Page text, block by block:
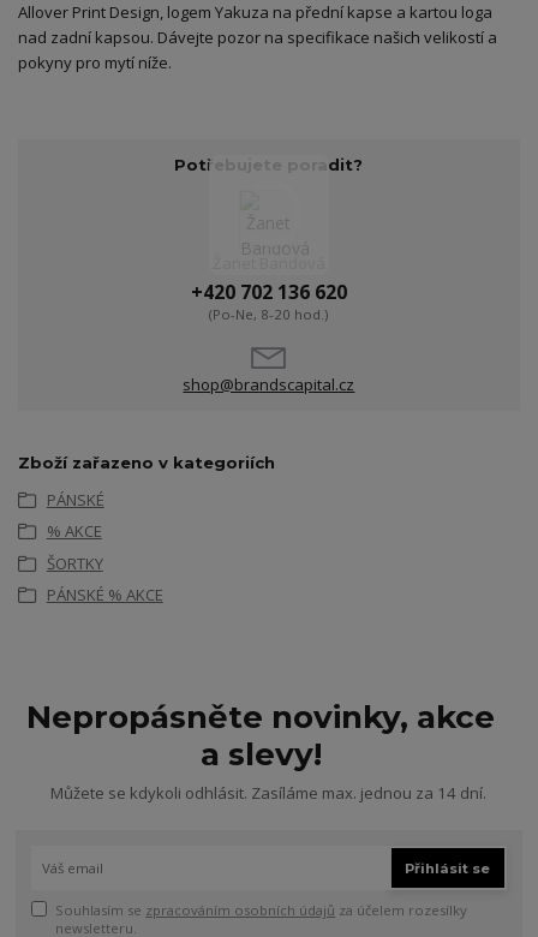
Allover Print Design, logem Yakuza na přední kapse a kartou loga
nad zadní kapsou. Dávejte pozor na specifikace našich velikostí a
pokyny pro mytí níže.
Potřebujete poradit?
+420 702 136 620
(Po-Ne, 8-20 hod.)
shop@brandscapital.cz
Zboží zařazeno v kategoriích
PÁNSKÉ
% AKCE
ŠORTKY
PÁNSKÉ % AKCE
Nepropásněte novinky, akce
a slevy!
Můžete se kdykoli odhlásit. Zasíláme max. jednou za 14 dní.
Přihlásit se
Souhlasím se zpracováním osobních údajů za účelem rozesílky
newsletteru.